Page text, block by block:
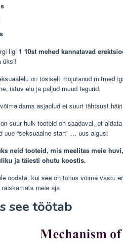
ligi 1 10st mehed kannatavad
üksi!
on tõsiselt mõjutanud mitmed
istuv elu ja paljud muud tegurid.
asjaolud ei suurt tähtsust
suur hulk tooteid on saadaval, et
uue “seksuaalne start” … uus algus!
neid tooteid, mis meelitas meie
ja täiesti ohutu koostis.
oodata, kui see on tõhus võime vastu
meie aja
see töötab